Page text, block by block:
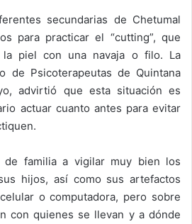
secundarias de Chetumal
para practicar el “cutting”, que
piel con una navaja o filo. La
de Psicoterapeutas de Quintana
advirtió que esta situación es
actuar cuanto antes para evitar
de familia a vigilar muy bien los
hijos, así como sus artefactos
o computadora, pero sobre
con quienes se llevan y a dónde